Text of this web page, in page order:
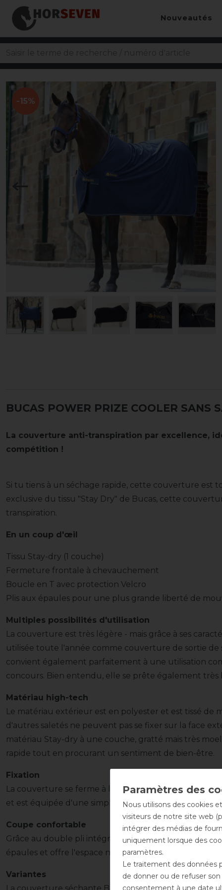
Nouveautés
-15%
BUCAS POWER PRIZE COOLER SANS
La couverture anti-transpiration par excellence,
compétition !
Si tu tiens à un séchage rapide, cette couverture est
exclusive du tissu "Stay Dry" de Bucas, cette
transpiration.
En un coup d'œil
Tissu Stay-dry (1 couche)
Fermeture frontale à chevauchement
Boucle en T avec protection Velcro
Plis aux épaules pour une plus grande liberté de
Multiples possibilités d'utilisation
La couverture est très légère - mais grâce à ses
utilisée toute l'année comme couverture de sortie
convient également parfaitement à une utilisation
concours. Bien entendu, elle se prête également très
Matériau high-tech
Le matériau extérieur est en polyester et est tissé de
d'autres saletés ne peuvent pas se fixer sur la face
matériau Stay-dry à une couche, gratté mais très
rapide tout en procurant un sentiment de bien-être.
Fixation
La couverture se ferme à l'avant à l'aide d'une
et est équipée d'une simple courroie de queue.
Coupe confortable
Grâce au double pli intégré, la couverture a une
épaules et offre l'espace nécessaire pour bouger.
Variantes
Nous utilisons des cookies
visiteurs de notre site web
intégrer des médias de
uniquement lorsque des
paramètres.
Le traitement des données
de donner ou de refuser
consentement à une date